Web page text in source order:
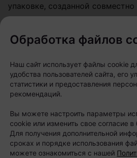
упаковке, созданной
Дополнительно организована
раскрасками и мелками, где
интересно провести время в
Обработка файлов
Наш сайт использует файлы cookie
удобства пользователей сайта, его
статистики и предоставления
рекомендаций.
Вы можете настроить параметры
cookie или изменить свое согласие
Для получения дополнительной
сроках и порядке использования
можете ознакомиться с нашей